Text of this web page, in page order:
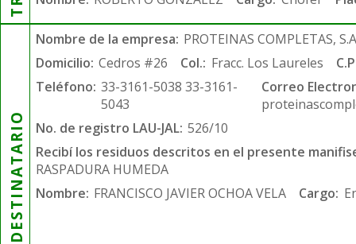
DESTINATARIO
Nombre de la empresa: PROTEINAS COMPLETAS,
Domicilio: Cedros #26 Col.: Fracc. Los Laureles
Teléfono: 33-3161-5038 33-3161-
5043
Correo
No. de registro LAU-JAL: 526/10
Recibí los residuos descritos en el presente
RASPADURA HUMEDA
Nombre: FRANCISCO JAVIER OCHOA VELA Cargo: